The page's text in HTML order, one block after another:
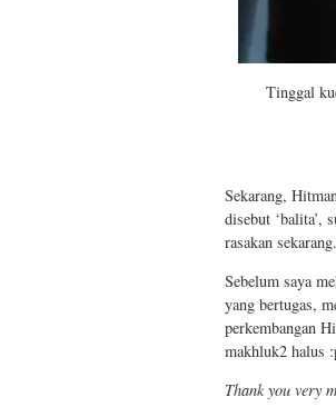
Tinggal
Sekarang,
disebut ‘balita’,
rasakan
Sebelum saya
yang bertugas,
perkembangan
makhluk2 halus
Thank you very